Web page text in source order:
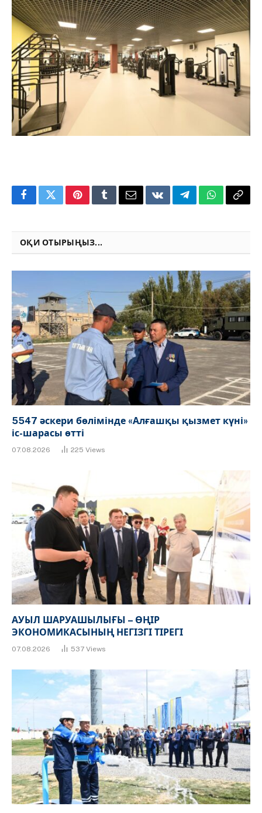
FacebookTwitterPinterestTumblrEmailVKontakteTelegramWhatsApp
Copy
ОҚИ ОТЫРЫҢЫЗ...
5547 әскери бөлімінде «Алғашқы қызмет күні»
іс-шарасы өтті
07.08.2026 225 Views
АУЫЛ ШАРУАШЫЛЫҒЫ – ӨҢІР
ЭКОНОМИКАСЫНЫҢ НЕГІЗГІ ТІРЕГІ
07.08.2026 537 Views